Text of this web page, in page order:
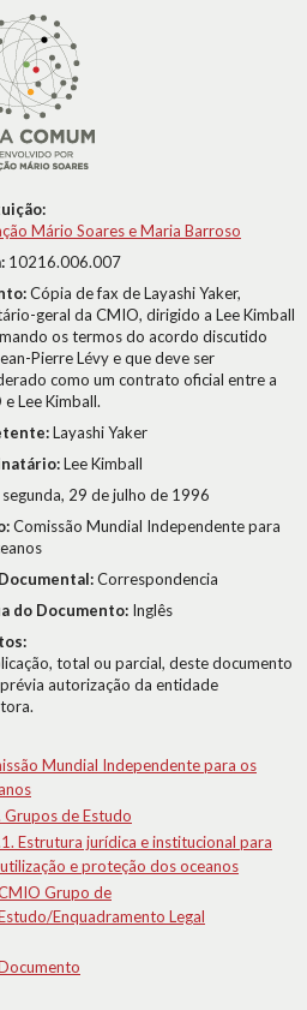
Mário Soares e Maria Barroso
10216.006.007
Cópia de fax de Layashi Yaker,
geral da CMIO, dirigido a Lee Kimball
os termos do acordo discutido
Pierre Lévy e que deve ser
como um contrato oficial entre a
Lee Kimball.
Layashi Yaker
Lee Kimball
segunda, 29 de julho de 1996
Comissão Mundial Independente para
Correspondencia
do Documento: Inglês
total ou parcial, deste documento
autorização da entidade
Mundial Independente para os
Grupos de Estudo
Estrutura jurídica e institucional para
e proteção dos oceanos
Grupo de
Enquadramento Legal